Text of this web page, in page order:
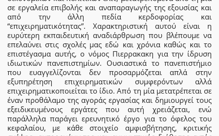
σε εργαλεία επιβολής και αναπαραγωγής της εξουσίας και
από την άλλη πεδία κερδοφορίας και
“επιχειρηματικότητας”. Χαρακτηριστική αυτού είναι η
ευρύτερη εκπαιδευτική αναδιάρθρωση που βλέπουμε να
επελαύνει στις σχολές μας εδώ και χρόνια καθώς και το
επιστέγασμα αυτής, ο νόμος Πιερρακακη για την ίδρυση
ιδιωτικών πανεπιστημίων. Ουσιαστικά το πανεπιστήμιο
που ευαγγελίζονται δεν προσαρμόζεται απλά στην
εξυπηρέτηση επιχειρηματικών συμφερόντων αλλά
επιχειρηματικοποιείται το ίδιο. Από τη μία μετατρέπεται σε
έναν προθάλαμο της αγοράς εργασίας και δημιουργεί τους
εξειδικευμένους εργάτες που αυτή χρειάζεται, ενώ
παράλληλα παράγει ερευνητικό έργο για το όφελος του
κεφαλαίου, με κάθε στοιχείο αμφισβήτησης, κριτικής